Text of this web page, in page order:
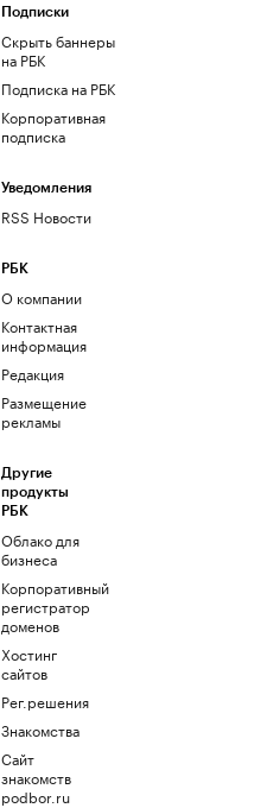
Подписки
Скрыть баннеры
на РБК
Подписка на РБК
Корпоративная
подписка
Уведомления
RSS Новости
РБК
О компании
Контактная
информация
Редакция
Размещение
рекламы
Другие
продукты
РБК
Облако для
бизнеса
Корпоративный
регистратор
доменов
Хостинг
сайтов
Рег.решения
Знакомства
Сайт
знакомств
podbor.ru